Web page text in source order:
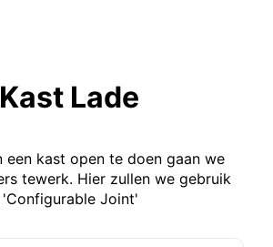
Kast Lade
een kast open te doen gaan we
tewerk. Hier zullen we gebruik
'Configurable Joint'